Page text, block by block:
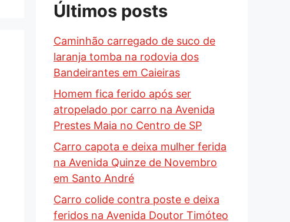
Últimos posts
Caminhão carregado de suco de
laranja tomba na rodovia dos
Bandeirantes em Caieiras
Homem fica ferido após ser
atropelado por carro na Avenida
Prestes Maia no Centro de SP
Carro capota e deixa mulher ferida
na Avenida Quinze de Novembro
em Santo André
Carro colide contra poste e deixa
feridos na Avenida Doutor Timóteo